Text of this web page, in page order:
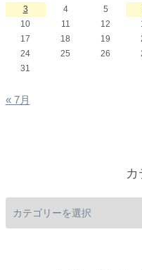
3
4 5
10
11 12
17
18 19
24
25 26
31
« 7月
カ